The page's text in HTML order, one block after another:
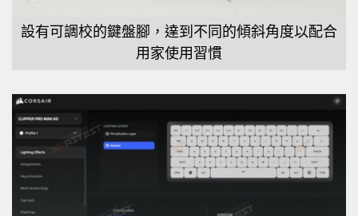
設有可調校的鍵盤腳，達到不同的傾斜角度以配合
用家使用習慣